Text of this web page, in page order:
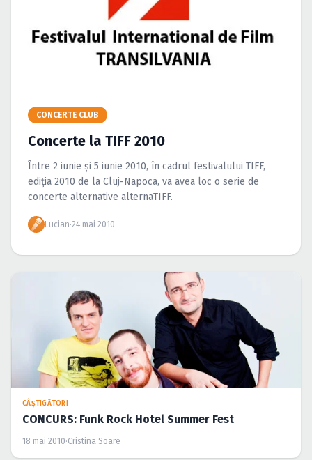
CONCERTE CLUB
Concerte la TIFF 2010
Între 2 iunie şi 5 iunie 2010, în cadrul festivalului TIFF,
ediţia 2010 de la Cluj-Napoca, va avea loc o serie de
concerte alternative alternaTIFF.
Lucian·24 mai 2010
CÂŞTIGĂTORI
CONCURS: Funk Rock Hotel Summer Fest
18 mai 2010·Cristina Soare